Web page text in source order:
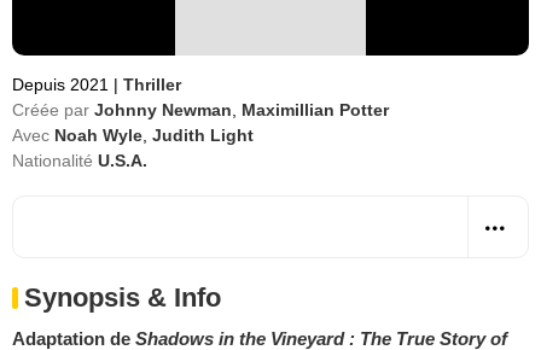
Depuis 2021 | Thriller
Créée par Johnny Newman
Maximillian Potter
Avec Noah Wyle Judith Light
Nationalité U.S.A.
Synopsis & Info
Adaptation de Shadows in the Vineyard : The True Story of